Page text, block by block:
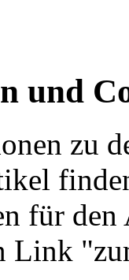
und
zu
für
Link